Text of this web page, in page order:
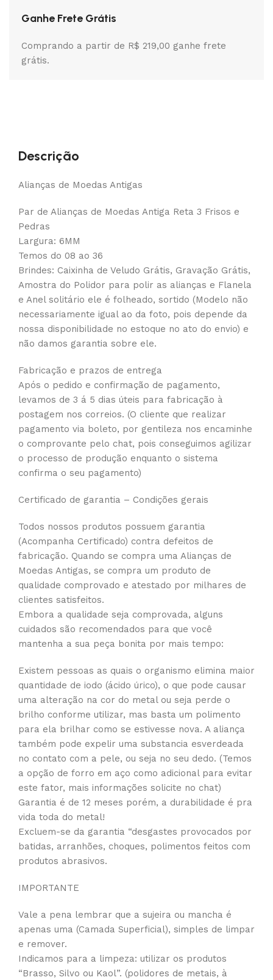
Ganhe Frete Grátis
Comprando a partir de R$ 219,00 ganhe frete
grátis.
Descrição
Alianças de Moedas Antigas
Par de Alianças de Moedas Antiga Reta 3 Frisos e
Pedras
Largura: 6MM
Temos do 08 ao 36
Brindes: Caixinha de Veludo Grátis, Gravação Grátis,
Amostra do Polidor para polir as alianças e Flanela
e Anel solitário ele é folheado, sortido (Modelo não
necessariamente igual ao da foto, pois depende da
nossa disponibilidade no estoque no ato do envio) e
não damos garantia sobre ele.
Fabricação e prazos de entrega
Após o pedido e confirmação de pagamento,
levamos de 3 á 5 dias úteis para fabricação à
postagem nos correios. (O cliente que realizar
pagamento via boleto, por gentileza nos encaminhe
o comprovante pelo chat, pois conseguimos agilizar
o processo de produção enquanto o sistema
confirma o seu pagamento)
Certificado de garantia – Condições gerais
Todos nossos produtos possuem garantia
(Acompanha Certificado) contra defeitos de
fabricação. Quando se compra uma Alianças de
Moedas Antigas, se compra um produto de
qualidade comprovado e atestado por milhares de
clientes satisfeitos.
Embora a qualidade seja comprovada, alguns
cuidados são recomendados para que você
mantenha a sua peça bonita por mais tempo:
Existem pessoas as quais o organismo elimina maior
quantidade de iodo (ácido úrico), o que pode causar
uma alteração na cor do metal ou seja perde o
brilho conforme utilizar, mas basta um polimento
para ela brilhar como se estivesse nova. A aliança
também pode expelir uma substancia esverdeada
no contato com a pele, ou seja no seu dedo. (Temos
a opção de forro em aço como adicional para evitar
este fator, mais informações solicite no chat)
Garantia é de 12 meses porém, a durabilidade é pra
vida toda do metal!
Excluem-se da garantia “desgastes provocados por
batidas, arranhões, choques, polimentos feitos com
produtos abrasivos.
IMPORTANTE
Vale a pena lembrar que a sujeira ou mancha é
apenas uma (Camada Superficial), simples de limpar
e remover.
Indicamos para a limpeza: utilizar os produtos
“Brasso, Silvo ou Kaol”. (polidores de metais, à